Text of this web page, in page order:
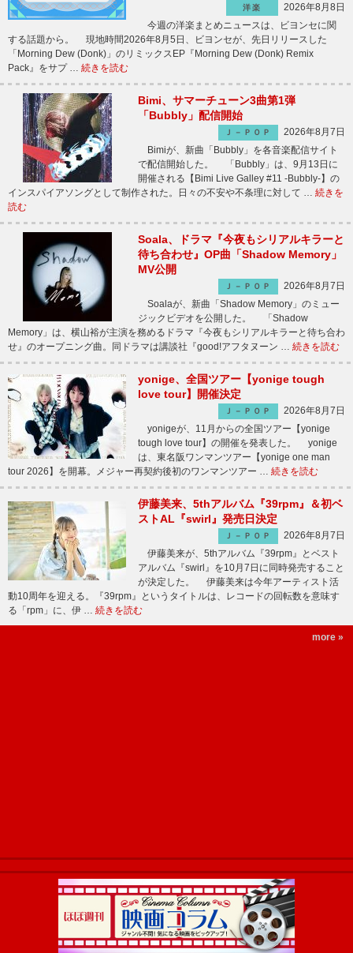
洋楽
2026年8月8日
今週の洋楽まとめニュースは、ビヨンセに関
する話題から。 現地時間2026年8月5日、ビヨンセが、先日リリースした
「Morning Dew (Donk)」のリミックスEP『Morning Dew (Donk) Remix
Pack』をサプ … 続きを読む
Bimi、サマーチューン3曲第1弾
「Bubbly」配信開始
Ｊ－ＰＯＰ
2026年8月7日
Bimiが、新曲「Bubbly」を各音楽配信サイト
で配信開始した。 「Bubbly」は、9月13日に
開催される【Bimi Live Galley #11 -Bubbly-】の
インスパイアソングとして制作された。日々の不安や不条理に対して … 続きを
読む
Soala、ドラマ『今夜もシリアルキラーと
待ち合わせ』OP曲「Shadow Memory」
MV公開
Ｊ－ＰＯＰ
2026年8月7日
Soalaが、新曲「Shadow Memory」のミュー
ジックビデオを公開した。 「Shadow
Memory」は、横山裕が主演を務めるドラマ『今夜もシリアルキラーと待ち合わ
せ』のオープニング曲。同ドラマは講談社『good!アフタヌーン … 続きを読む
yonige、全国ツアー【yonige tough
love tour】開催決定
Ｊ－ＰＯＰ
2026年8月7日
yonigeが、11月からの全国ツアー【yonige
tough love tour】の開催を発表した。 yonige
は、東名阪ワンマンツアー【yonige one man
tour 2026】を開幕。メジャー再契約後初のワンマンツアー … 続きを読む
伊藤美来、5thアルバム『39rpm』＆初ベ
ストAL『swirl』発売日決定
Ｊ－ＰＯＰ
2026年8月7日
伊藤美来が、5thアルバム『39rpm』とベスト
アルバム『swirl』を10月7日に同時発売すること
が決定した。 伊藤美来は今年アーティスト活
動10周年を迎える。『39rpm』というタイトルは、レコードの回転数を意味す
る「rpm」に、伊 … 続きを読む
more »